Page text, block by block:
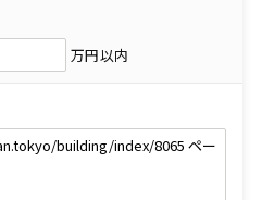
万円以内